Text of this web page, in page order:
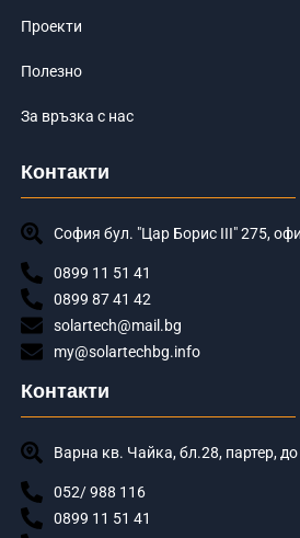
Проекти
Полезно
За връзка с нас
Контакти
София бул. "Цар Борис III" 275,
0899 11 51 41
0899 87 41 42
solartech@mail.bg
my@solartechbg.info
Контакти
Варна кв. Чайка, бл.28, партер,
052/ 988 116
0899 11 51 41